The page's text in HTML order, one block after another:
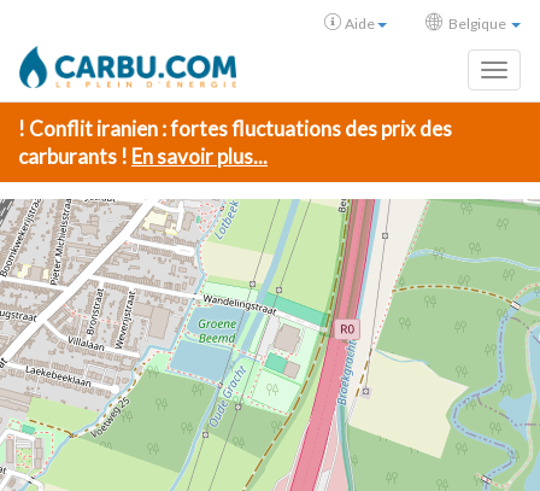
Aide Belgique
! Conflit iranien : fortes fluctuations des prix des
carburants ! En savoir plus...